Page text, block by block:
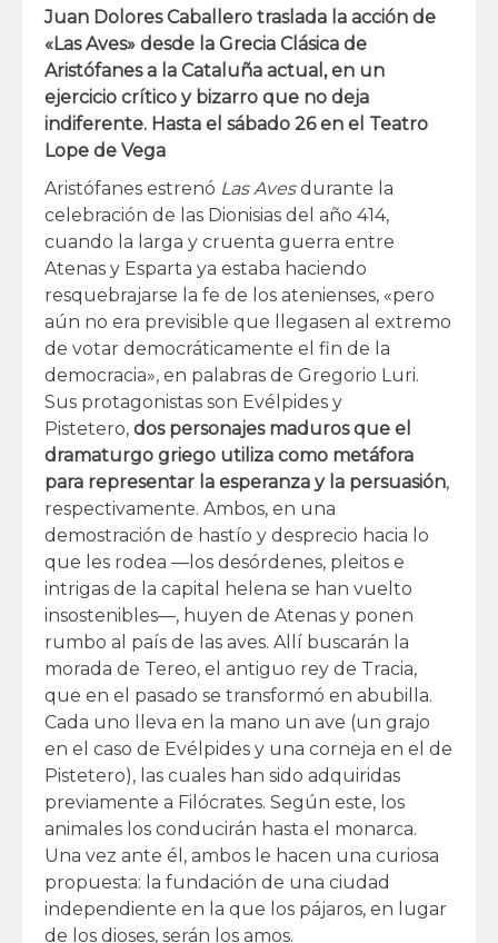
Juan Dolores Caballero traslada la acción de
«Las Aves» desde la Grecia Clásica de
Aristófanes a la Cataluña actual, en un
ejercicio crítico y bizarro que no deja
indiferente. Hasta el sábado 26 en el Teatro
Lope de Vega
Aristófanes estrenó Las Avesdurante la
celebración de las Dionisias del año 414,
cuando la larga y cruenta guerra entre
Atenas y Esparta ya estaba haciendo
resquebrajarse la fe de los atenienses, «pero
aún no era previsible que llegasen al extremo
de votar democráticamente el fin de la
democracia», en palabras de Gregorio Luri.
Sus protagonistas son Evélpides y
Pistetero, dos personajes maduros que el
dramaturgo griego utiliza como metáfora
para representar la esperanza y la persuasión,
respectivamente. Ambos, en una
demostración de hastío y desprecio hacia lo
que les rodea —los desórdenes, pleitos e
intrigas de la capital helena se han vuelto
insostenibles—, huyen de Atenas y ponen
rumbo al país de las aves. Allí buscarán la
morada de Tereo, el antiguo rey de Tracia,
que en el pasado se transformó en abubilla.
Cada uno lleva en la mano un ave (un grajo
en el caso de Evélpides y una corneja en el de
Pistetero), las cuales han sido adquiridas
previamente a Filócrates. Según este, los
animales los conducirán hasta el monarca.
Una vez ante él, ambos le hacen una curiosa
propuesta: la fundación de una ciudad
independiente en la que los pájaros, en lugar
de los dioses, serán los amos.